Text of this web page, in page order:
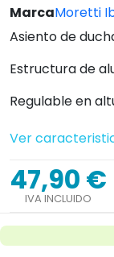
MarcaMoretti
Asiento de
Estructura de
Regulable en
Ver
47,90 €
IVA INCLUIDO